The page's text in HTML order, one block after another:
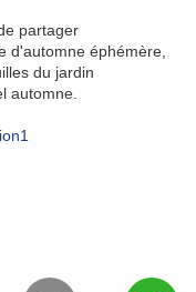
partager
d'automne éphémère,
du jardin
automne.